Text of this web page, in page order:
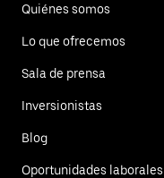
Quiénes somos
Lo que ofrecemos
Sala de prensa
Inversionistas
Blog
Oportunidades laborales